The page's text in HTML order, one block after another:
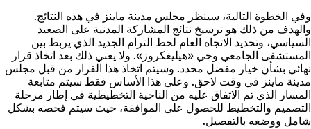
وفي الخطوة التالية، سينظر مجلس مدينة ماينز في هذه النتائج.
والهدف من ذلك هو ترسيخ نتائج المشاركة المدنية على الصعيد
السياسي، وتحديد الاتجاه العام لخط الترام الجديد الذي يربط بين
المستشفى الجامعي وحي «هيليغكروز». ولا يعني ذلك بعد اتخاذ قرار
نهائي بشأن خيار مفضل محدد. وسيتم اتخاذ هذا القرار من قبل مجلس
مدينة ماينز في وقت لاحق. وعلى هذا الأساس فقط سيتم متابعة
المسار الذي تم الاتفاق عليه من الناحية التخطيطية في إطار مرحلة
التصميم والتخطيط للحصول على الموافقة، حيث سيتم فحصه بشكل
شامل ووضعه بالتفصيل.